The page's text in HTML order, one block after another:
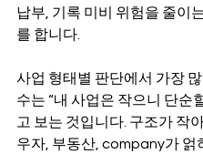
납부, 기록 미비 위험을 줄이
를 합니다.
사업 형태별 판단에서 가장
수는 “내 사업은 작으니 단순
고 보는 것입니다. 구조가 작
우자, 부동산, company가 얽